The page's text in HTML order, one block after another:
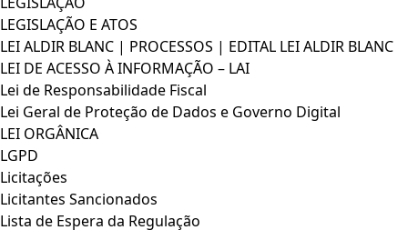
LEGISLAÇÃO E ATOS
LEI ALDIR BLANC | PROCESSOS | EDITAL LEI ALDIR BLANC
LEI DE ACESSO À INFORMAÇÃO – LAI
Lei de Responsabilidade Fiscal
Lei Geral de Proteção de Dados e Governo Digital
LEI ORGÂNICA
LGPD
Licitações
Licitantes Sancionados
Lista de Espera da Regulação